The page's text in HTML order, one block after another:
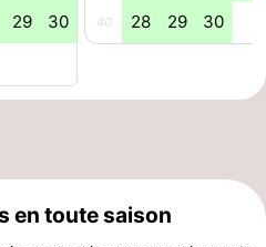
29 30 40 28 29 30
en toute saison